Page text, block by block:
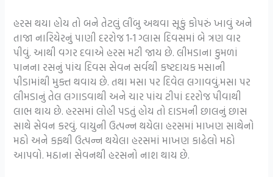
હરસ થયા હોય તો બને તેટલું લીંબુ અથવા સૂકું કોપરું ખાવું અને
તાજા નારિયેરનું પાણી દરરોજ 1-1 ગ્લાસ દિવસમાં બે ત્રણ વાર
પીવું. આથી વગર દવાએ હરસ મટી જાય છે. લીમડાના કુમળાં
પાનના રસનું પાંચ દિવસ સેવન સર્વથી કષ્ટદાયક મસાની
પીડામાંથી મુક્ત થવાય છે. તથા મસા પર દિવેલ લગાવવું.મસા પર
લીમડાનું તેલ લગાડવાથી અને ચાર પાંચ ટીપાં દરરોજ પીવાથી
લાભ થાય છે. હરસમાં લોહી પડતું હોય તો દાડમની છાલનું છાસ
સાથે સેવન કરવું. વાયુની ઉત્પન્ન થયેલા હરસમાં માખણ સાથેનો
મઠો અને કફથી ઉત્પન્ન થયેલા હરસમાં માખણ કાઢેલો મઠો
આપવો. મઠાના સેવનથી હરસનો નાશ થાય છે.